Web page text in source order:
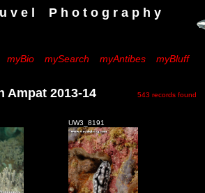
P h o t o g r a p h y
myBio mySearch myAntibes myBluff
2013-14 543 records found
UW3_8191